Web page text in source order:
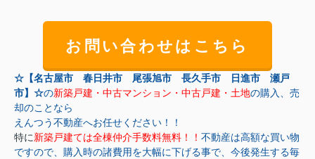
お問い合わせはこちら
☆【名古屋市 春日井市 尾張旭市 長久手市 日進市 瀬戸
市】☆の新築戸建・中古マンション・中古戸建・土地の購入、売
却のことなら
えんつう不動産へお任せください！！
特に新築戸建ては全棟仲介手数料無料！！ 不動産は高額な買い物
ですので、購入時の諸費用を大幅に下げる事で、今後発生する毎